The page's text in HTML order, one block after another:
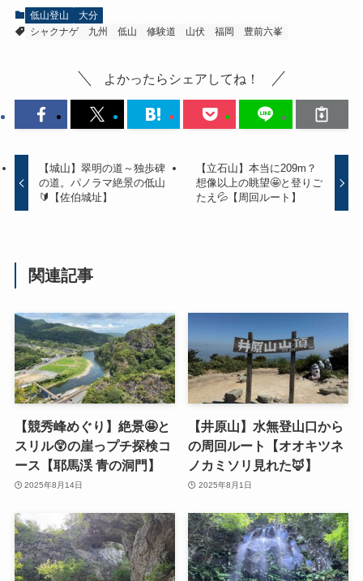
低山登山
大分
シャクナゲ
九州 低山 修験道 山伏 福岡 豊前六峯
よかったらシェアしてね！
【城山】翠明の道～独歩碑
の道。パノラマ絶景の低山
🔰【佐伯城址】
【立石山】本当に209m？
想像以上の眺望🤩と登りご
たえ💦【周回ルート】
関連記事
【競秀峰めぐり】絶景🤩と
スリル😲の崖っプチ探検コ
ース【耶馬渓 青の洞門】
2025年8月14日
【井原山】水無登山口から
の周回ルート【オオキツネ
ノカミソリ見れた🦊】
2025年8月1日